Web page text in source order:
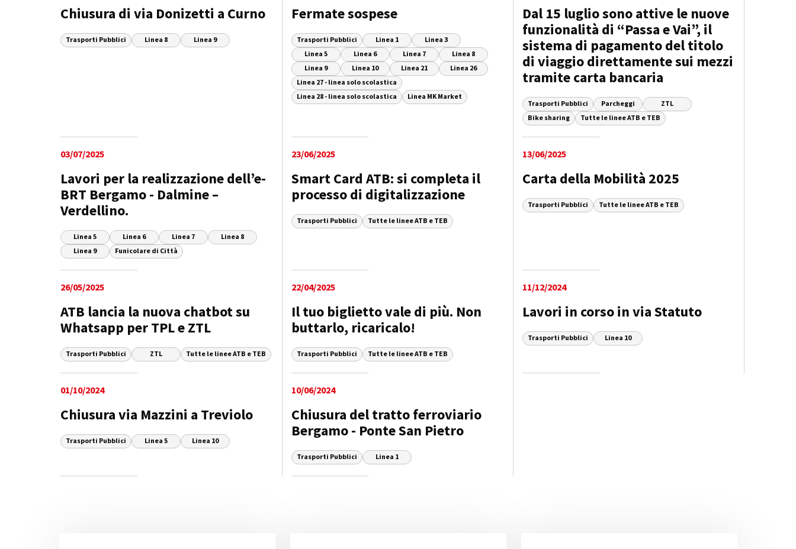
Chiusura di via Donizetti a Curno
Trasporti Pubblici Linea 8 Linea 9
Fermate sospese
Trasporti Pubblici Linea 1
Linea 3
Linea 5
Linea 6 Linea 7
Linea 8
Linea 9
Linea 10 Linea 21
Linea 26
Linea 27 - linea solo scolastica
Linea 28 - linea solo scolastica
Linea MK Market
Dal 15 luglio sono attive le nuove
funzionalità di “Passa e Vai”, il
sistema di pagamento del titolo
di viaggio direttamente sui mezzi
tramite carta bancaria
Trasporti Pubblici Parcheggi
ZTL
Bike sharing
Tutte le linee ATB e TEB
03/07/2025
Lavori per la realizzazione dell’e-
BRT Bergamo - Dalmine –
Verdellino.
Linea 5 Linea 6 Linea 7
Linea 8
Linea 9
Funicolare di Città
23/06/2025
Smart Card ATB: si completa il
processo di digitalizzazione
Trasporti Pubblici Tutte le linee ATB e TEB
13/06/2025
Carta della Mobilità 2025
Trasporti Pubblici Tutte le linee ATB e TEB
26/05/2025
ATB lancia la nuova chatbot su
Whatsapp per TPL e ZTL
Trasporti Pubblici ZTL Tutte le linee ATB e TEB
22/04/2025
Il tuo biglietto vale di più. Non
buttarlo, ricaricalo!
Trasporti Pubblici Tutte le linee ATB e TEB
11/12/2024
Lavori in corso in via Statuto
Trasporti Pubblici Linea 10
01/10/2024
Chiusura via Mazzini a Treviolo
Trasporti Pubblici Linea 5 Linea 10
10/06/2024
Chiusura del tratto ferroviario
Bergamo - Ponte San Pietro
Trasporti Pubblici Linea 1